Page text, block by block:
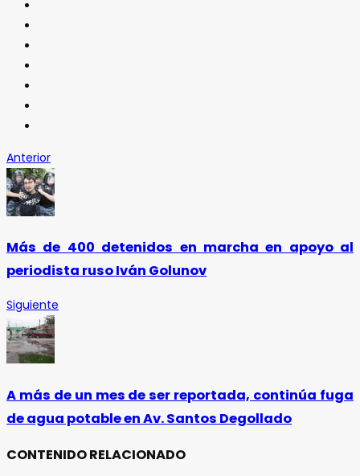
Anterior
Más de 400 detenidos en marcha en apoyo al
periodista ruso Iván Golunov
Siguiente
A más de un mes de ser reportada, continúa fuga
de agua potable en Av. Santos Degollado
CONTENIDO RELACIONADO